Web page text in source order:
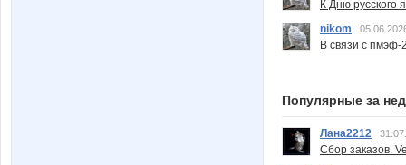
К Дню русского
nikom
В связи с пмэф-
Популярные за
Лана2212
Сбор заказов.